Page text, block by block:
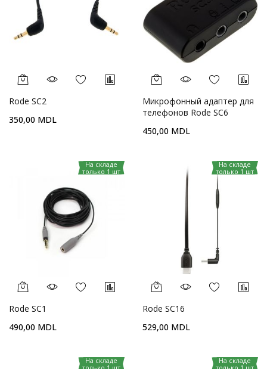
Rode SC2
350,00 MDL
Микрофонный адаптер для
телефонов Rode SC6
450,00 MDL
На складе
только 1 шт
Rode SC1
490,00 MDL
На складе
только 1 шт
Rode SC16
529,00 MDL
На складе
На складе